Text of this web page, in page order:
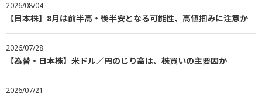
2026/08/04
【日本株】8月は前半高・後半安となる可能性、高値掴みに注意か
2026/07/28
【為替・日本株】米ドル／円のじり高は、株買いの主要因か
2026/07/21